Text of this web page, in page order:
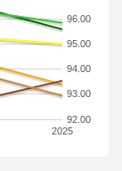
2025
92.00
93.00
94.00
95.00
96.00